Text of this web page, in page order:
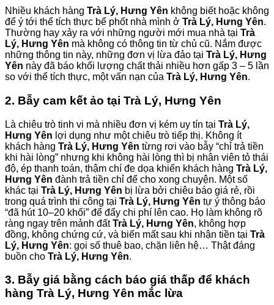
Nhiều khách hàng Trà Lý, Hưng Yên không biết hoặc không
để ý tới thể tích thực bể phốt nhà mình ở Trà Lý, Hưng Yên.
Thường hay xảy ra với những người mới mua nhà tại Trà
Lý, Hưng Yên mà không có thông tin từ chủ cũ. Nắm được
những thông tin này, những đơn vị lừa đảo tại Trà Lý, Hưng
Yên này đã báo khối lượng chất thải nhiều hơn gấp 3 – 5 lần
so với thể tích thực, một vấn nạn của Trà Lý, Hưng Yên.
2. Bẫy cam kết ảo tại Trà Lý, Hưng Yên
Là chiêu trò tinh vi mà nhiều đơn vị kém uy tín tại Trà Lý,
Hưng Yên lợi dụng như một chiêu trò tiếp thị. Không ít
khách hàng Trà Lý, Hưng Yên từng rơi vào bẫy “chỉ trả tiền
khi hài lòng” nhưng khi không hài lòng thì bị nhân viên tỏ thái
độ, ép thanh toán, thậm chí đe dọa khiến khách hàng Trà Lý,
Hưng Yên đành trả tiền chỉ để cho xong chuyện. Một số
khác tại Trà Lý, Hưng Yên bị lừa bởi chiêu báo giá rẻ, rồi
trong quá trình thi công tại Trà Lý, Hưng Yên tự ý thông báo
“đã hút 10–20 khối” để đẩy chi phí lên cao. Họ làm không rõ
ràng ngay trên mảnh đấtTrà Lý, Hưng Yên, không hợp
đồng, không chứng cứ, và biến mất sau khi nhận tiền tại Trà
Lý, Hưng Yên: gọi số thuê bao, chặn liên hệ… Thật đáng
buồn cho Trà Lý, Hưng Yên.
3. Bẫy giá bằng cách báo giá thấp để khách
hàng Trà Lý, Hưng Yên mắc lừa